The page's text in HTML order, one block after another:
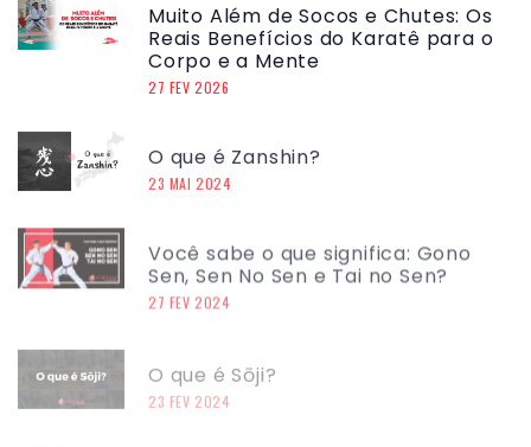
Muito Além de Socos e Chutes: Os
Reais Benefícios do Karatê para o
Corpo e a Mente
27 FEV 2026
O que é Zanshin?
23 MAI 2024
Você sabe o que significa: Gono
Sen, Sen No Sen e Tai no Sen?
27 FEV 2024
O que é Sōji?
23 FEV 2024